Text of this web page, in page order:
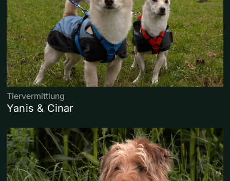
Tiervermittlung
Yanis & Cinar